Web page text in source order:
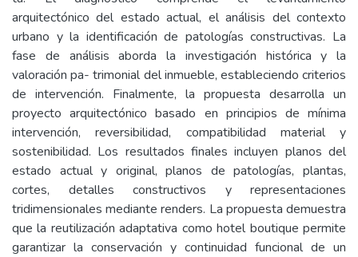
arquitectónico del estado actual, el análisis del contexto
urbano y la identificación de patologías constructivas. La
fase de análisis aborda la investigación histórica y la
valoración pa- trimonial del inmueble, estableciendo criterios
de intervención. Finalmente, la propuesta desarrolla un
proyecto arquitectónico basado en principios de mínima
intervención, reversibilidad, compatibilidad material y
sostenibilidad. Los resultados finales incluyen planos del
estado actual y original, planos de patologías, plantas,
cortes, detalles constructivos y representaciones
tridimensionales mediante renders. La propuesta demuestra
que la reutilización adaptativa como hotel boutique permite
garantizar la conservación y continuidad funcional de un